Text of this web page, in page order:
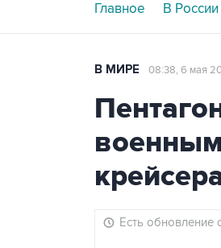
Главное В России
В МИРЕ 08:38, 6 мая
военным
Есть обновление